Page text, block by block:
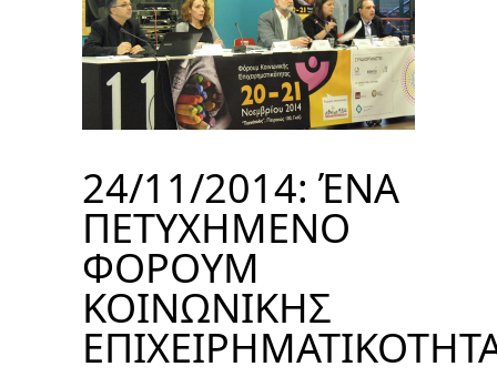
24/11/2014: ΈΝΑ
ΠΕΤΥΧΗΜΕΝΟ
ΦΟΡΟΥΜ
ΚΟΙΝΩΝΙΚΗΣ